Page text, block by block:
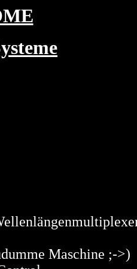
Maschine ;->)